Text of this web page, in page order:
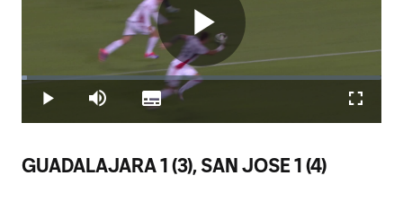
Play
Video
Play Mute
Loaded:
1.42%
Subtitles
GUADALAJARA 1 (3), SAN JOSE 1 (4)